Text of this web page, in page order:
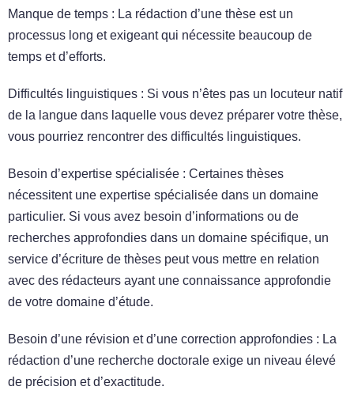
Manque de temps : La rédaction d’une thèse est un
processus long et exigeant qui nécessite beaucoup de
temps et d’efforts.
Difficultés linguistiques : Si vous n’êtes pas un locuteur natif
de la langue dans laquelle vous devez préparer votre thèse,
vous pourriez rencontrer des difficultés linguistiques.
Besoin d’expertise spécialisée : Certaines thèses
nécessitent une expertise spécialisée dans un domaine
particulier. Si vous avez besoin d’informations ou de
recherches approfondies dans un domaine spécifique, un
service d’écriture de thèses peut vous mettre en relation
avec des rédacteurs ayant une connaissance approfondie
de votre domaine d’étude.
Besoin d’une révision et d’une correction approfondies : La
rédaction d’une recherche doctorale exige un niveau élevé
de précision et d’exactitude.